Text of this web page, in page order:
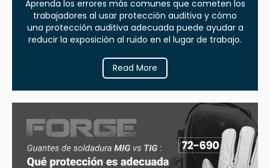
Aprenda los errores más comunes que cometen los
trabajadores al usar protección auditiva y cómo
una protección auditiva adecuada puede ayudar a
reducir la exposición al ruido en el lugar de trabajo.
Read More